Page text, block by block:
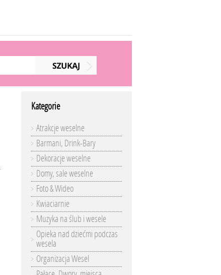
Kategorie
Atrakcje weselne
Barmani, Drink-Bary
Dekoracje weselne
Domy, sale weselne
Foto & Wideo
Kwiaciarnie
Muzyka na ślub i wesele
Opieka nad dziećmi podczas
wesela
Organizacja Wesel